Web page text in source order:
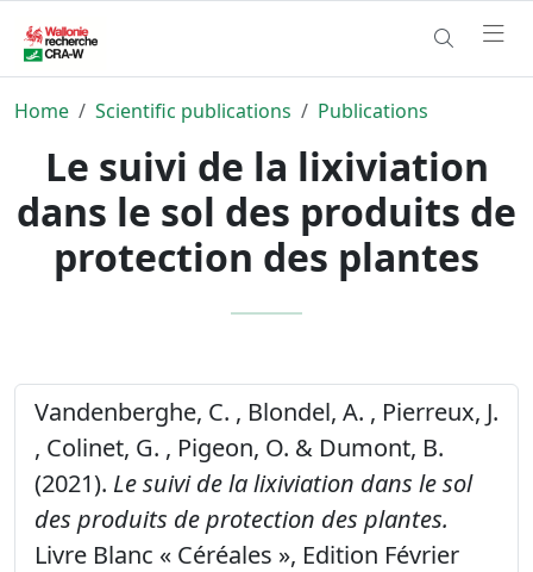
Home Scientific publications Publications
Le suivi de la lixiviation
dans le sol des produits de
protection des plantes
Vandenberghe, C. , Blondel, A. , Pierreux, J.
, Colinet, G. , Pigeon, O. & Dumont, B.
(2021). Le suivi de la lixiviation dans le sol
des produits de protection des plantes.
Livre Blanc « Céréales », Edition Février